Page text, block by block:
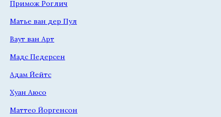
Примож Роглич
Матье ван дер Пул
Ваут ван Арт
Мадс Педерсен
Адам Йейтс
Хуан Аюсо
Маттео Йоргенсон